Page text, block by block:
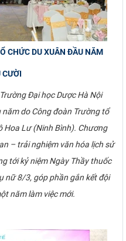
CHỨC DU XUÂN ĐẦU NĂM
Đại học Dược Hà Nội
do Công đoàn Trường tổ
Hoa Lư (Ninh Bình). Chương
– trải nghiệm văn hóa lịch sử
tới kỷ niệm Ngày Thầy thuốc
nữ 8/3, góp phần gắn kết đội
năm làm việc mới.